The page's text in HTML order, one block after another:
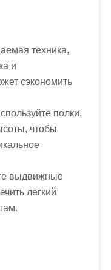
техника,
и
сэкономить
полки,
чтобы
выдвижные
легкий